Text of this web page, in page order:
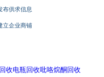
布供求信息
立企业商铺
收电瓶回收吡咯烷酮回收